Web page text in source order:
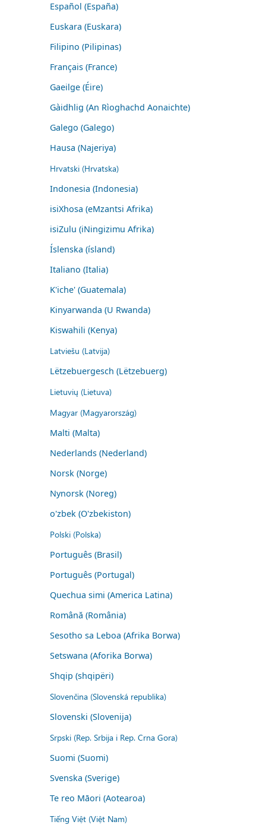
Español (España)
Euskara (Euskara)
Filipino (Pilipinas)
Français (France)
Gaeilge (Éire)
Gàidhlig (An Rìoghachd Aonaichte)
Galego (Galego)
Hausa (Najeriya)
Hrvatski (Hrvatska)
Indonesia (Indonesia)
isiXhosa (eMzantsi Afrika)
isiZulu (iNingizimu Afrika)
Íslenska (ísland)
Italiano (Italia)
K'iche' (Guatemala)
Kinyarwanda (U Rwanda)
Kiswahili (Kenya)
Latviešu (Latvija)
Lëtzebuergesch (Lëtzebuerg)
Lietuvių (Lietuva)
Magyar (Magyarország)
Malti (Malta)
Nederlands (Nederland)
Norsk (Norge)
Nynorsk (Noreg)
o'zbek (O'zbekiston)
Polski (Polska)
Português (Brasil)
Português (Portugal)
Quechua simi (America Latina)
Română (România)
Sesotho sa Leboa (Afrika Borwa)
Setswana (Aforika Borwa)
Shqip (shqipëri)
Slovenčina (Slovenská republika)
Slovenski (Slovenija)
Srpski (Rep. Srbija i Rep. Crna Gora)
Suomi (Suomi)
Svenska (Sverige)
Te reo Māori (Aotearoa)
Tiếng Việt (Việt Nam)